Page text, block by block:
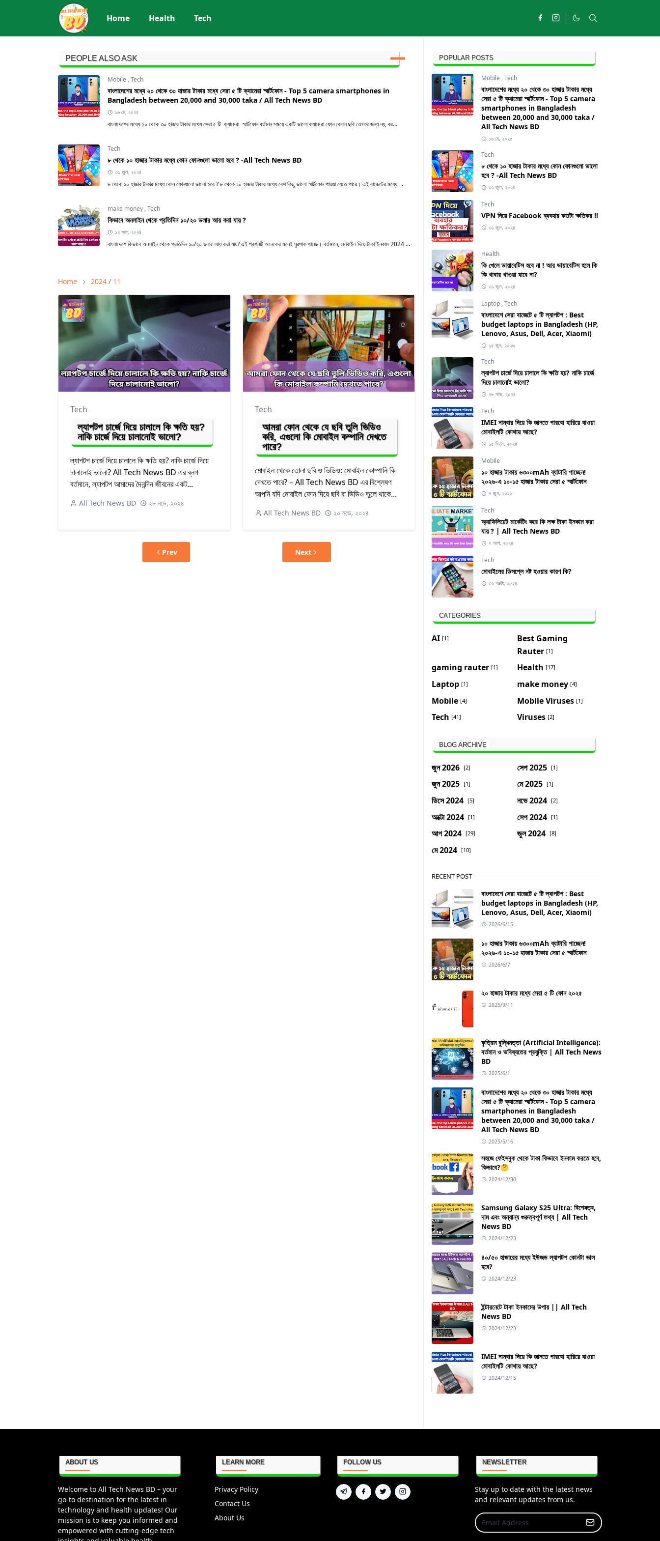
Home Health Tech
PEOPLE ALSO ASK
Mobile ,Tech
বাংলাদেশের মধ্যে ২০ থেকে ৩০ হাজার টাকার মধ্যে সেরা ৫ টি ক্যামেরা স্মার্টফোন - Top 5 camera smartphones in
Bangladesh between 20,000 and 30,000 taka / All Tech News BD
১৬ মে, ২০২৫
বাংলাদেশের মধ্যে ২০ থেকে ৩০ হাজার টাকার মধ্যে সেরা ৫ টি ক্যামেরা স্মার্টফোন বর্তমান সময়ে একটি ভালো ক্যামেরা ফোন কেবল ছবি তোলার জন্য নয়, বর...
Tech
৮ থেকে ১০ হাজার টাকার মধ্যে কোন ফোনগুলো ভালো হবে ? -All Tech News BD
৩১ জুল, ২০২৪
৮ থেকে ১০ হাজার টাকার মধ্যে কোন ফোনগুলো ভালো হবে ? ৮ থেকে ১০ হাজার টাকার মধ্যে বেশ কিছু ভালো স্মার্টফোন পাওয়া যেতে পারে। এই বাজেটের মধ্যে, ...
make money ,Tech
কিভাবে অনলাইন থেকে প্রতিদিন ১০/২০ ডলার আয় করা যায় ?
১২ আগ, ২০২৪
বাংলাদেশে কিভাবে অনলাইন থেকে প্রতিদিন ১০/২০ ডলার আয় করা যায়? এই প্রশ্নটি অনেকের মনেই ঘুরপাক খাচ্ছে। বর্তমানে, মোবাইল দিয়ে টাকা ইনকাম 2024 ...
Home 2024 / 11
Tech
ল্যাপটপ চার্জে দিয়ে চালালে কি ক্ষতি হয়?
নাকি চার্জে দিয়ে চালানোই ভালো?
ল্যাপটপ চার্জে দিয়ে চালালে কি ক্ষতি হয়? নাকি চার্জে দিয়ে
চালানোই ভালো? All Tech News BD এর ব্লগ
বর্তমানে, ল্যাপটপ আমাদের দৈনন্দিন জীবনের একট...
All Tech News BD ২৮ নভে, ২০২৪
Tech
আমরা ফোন থেকে যে ছবি তুলি ভিডিও
করি, এগুলো কি মোবাইল কম্পানি দেখতে
পারে?
মোবাইল থেকে তোলা ছবি ও ভিডিও: মোবাইল কোম্পানি কি
দেখতে পারে? – All Tech News BD এর বিশ্লেষণ
আপনি যদি মোবাইল ফোন দিয়ে ছবি বা ভিডিও তুলে থাকে...
All Tech News BD ২০ নভে, ২০২৪
Prev Next
POPULAR POSTS
Mobile ,Tech
বাংলাদেশের মধ্যে ২০ থেকে ৩০ হাজার টাকার মধ্যে
সেরা ৫ টি ক্যামেরা স্মার্টফোন - Top 5 camera
smartphones in Bangladesh
between 20,000 and 30,000 taka /
All Tech News BD
১৬ মে, ২০২৫
Tech
৮ থেকে ১০ হাজার টাকার মধ্যে কোন ফোনগুলো ভালো
হবে ? -All Tech News BD
৩১ জুল, ২০২৪
Tech
VPN দিয়ে Facebook ব্যবহার কতটা ক্ষতিকর !!
৩১ জুল, ২০২৪
Health
কি খেলে ডায়াবেটিস হবে না ! আর ডায়াবেটিস হলে কি
কি খাবার খাওয়া যাবে না?
৩১ জুল, ২০২৪
Laptop ,Tech
বাংলাদেশে সেরা বাজেটে ৫ টি ল্যাপটপ : Best
budget laptops in Bangladesh (HP,
Lenovo, Asus, Dell, Acer, Xiaomi)
১৫ জুন, ২০২৬
Tech
ল্যাপটপ চার্জে দিয়ে চালালে কি ক্ষতি হয়? নাকি চার্জে
দিয়ে চালানোই ভালো?
২৮ নভে, ২০২৪
Tech
IMEI নাম্বার দিয়ে কি জানতে পারবো হারিয়ে যাওয়া
মোবাইলটি কোথায় আছে?
১৫ ডিসে, ২০২৪
Mobile
১০ হাজার টাকায় ৬৩০০mAh ব্যাটারি পাচ্ছেন!
২০২৬-এ ১০-১৫ হাজার টাকায় সেরা ৫ স্মার্টফোন
৭ জুন, ২০২৬
Tech
অ্যাফিলিয়েট মার্কেটিং করে কি লক্ষ টাকা ইনকাম করা
যায় ? | All Tech News BD
৭ আগ, ২০২৪
Tech
মোবাইলের ডিসপ্লে নষ্ট হওয়ার কারণ কি?
৩১ অক্টো, ২০২৪
CATEGORIES
AI [1]
Best Gaming
Rauter [1]
gaming rauter [1] Health [17]
Laptop [1] make money [4]
Mobile [4] Mobile Viruses [1]
Tech [41] Viruses [2]
BLOG ARCHIVE
জুন 2026 [2] সেপ 2025 [1]
জুন 2025 [1] মে 2025 [1]
ডিসে 2024 [5] নভে 2024 [2]
অক্টো 2024 [1] সেপ 2024 [1]
আগ 2024 [29] জুল 2024 [8]
মে 2024 [10]
RECENT POST
বাংলাদেশে সেরা বাজেটে ৫ টি ল্যাপটপ : Best
budget laptops in Bangladesh (HP,
Lenovo, Asus, Dell, Acer, Xiaomi)
2026/6/15
১০ হাজার টাকায় ৬৩০০mAh ব্যাটারি পাচ্ছেন!
২০২৬-এ ১০-১৫ হাজার টাকায় সেরা ৫ স্মার্টফোন
2026/6/7
২০ হাজার টাকার মধ্যে সেরা ৫ টি ফোন ২০২৫
2025/9/11
কৃত্রিম বুদ্ধিমত্তা (Artificial Intelligence):
বর্তমান ও ভবিষ্যতের প্রযুক্তি | All Tech News
BD
2025/6/1
বাংলাদেশের মধ্যে ২০ থেকে ৩০ হাজার টাকার মধ্যে
সেরা ৫ টি ক্যামেরা স্মার্টফোন - Top 5 camera
smartphones in Bangladesh
between 20,000 and 30,000 taka /
All Tech News BD
2025/5/16
সহজে ফেইসবুক থেকে টাকা কিভাবে ইনকাম করতে হবে,
কিভাবে?🤔
2024/12/30
Samsung Galaxy S25 Ultra: বিশেষত্ব,
দাম এবং অন্যান্য গুরুত্বপূর্ণ তথ্য | All Tech
News BD
2024/12/23
৪০/৫০ হাজারের মধ্যে ইউজড ল্যাপটপ কোনটা ভাল
হবে?
2024/12/23
ইন্টারনেটে টাকা ইনকামের উপায় || All Tech
News BD
2024/12/23
IMEI নাম্বার দিয়ে কি জানতে পারবো হারিয়ে যাওয়া
মোবাইলটি কোথায় আছে?
2024/12/15
ABOUT US
Welcome to All Tech News BD – your
go-to destination for the latest in
technology and health updates! Our
mission is to keep you informed and
empowered with cutting-edge tech
LEARN MORE
Privacy Policy
Contact Us
About Us
FOLLOW US NEWSLETTER
Stay up to date with the latest news
and relevant updates from us.